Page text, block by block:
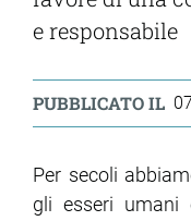
e responsabile
PUBBLICATO IL
Per secoli
gli esseri